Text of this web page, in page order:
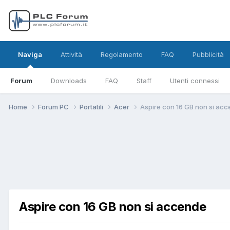
Naviga
Forum Downloads FAQ Staff Utenti connessi
Attività Regolamento FAQ Pubblicità
Home Forum PC Portatili Acer Aspire con 16 GB non si
Aspire con 16 GB non si accende